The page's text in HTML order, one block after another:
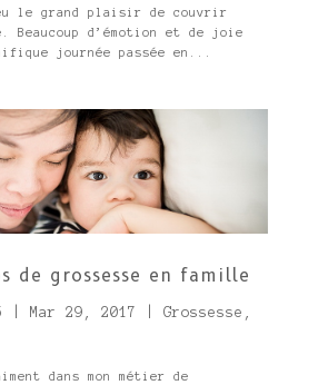
le grand plaisir de couvrir
Beaucoup d’émotion et de joie
journée passée en...
de grossesse en famille
Mar 29, 2017 Grossesse ,
dans mon métier de